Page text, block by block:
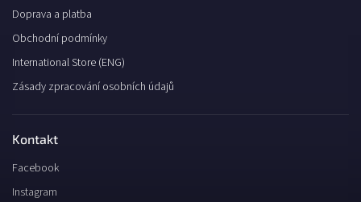
Doprava a platba
Obchodní podmínky
International Store (ENG)
Zásady zpracování osobních údajů
Kontakt
Facebook
Instagram